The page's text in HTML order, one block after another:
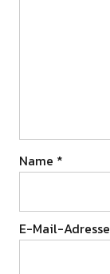
Name *
E-Mail-Adresse